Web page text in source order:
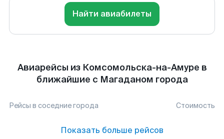
Найти авиабилеты
Авиарейсы из Комсомольска-на-Амуре в
ближайшие с Магаданом города
Рейсы в соседние города Стоимость
Показать больше рейсов